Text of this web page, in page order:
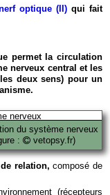
optique (II) qui fait
permet la circulation
nerveux central et les
deux sens) pour un
du système nerveux
:
vetopsy.fr)
relation, composé de
(récepteurs